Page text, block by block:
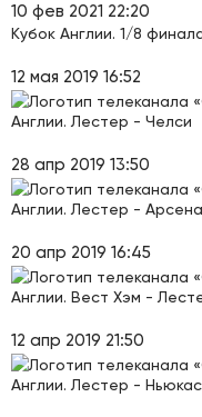
10 фев 2021 22:20
Кубок Англии. 1/8
12 мая 2019 16:52
Англии. Лестер - Челси
28 апр 2019 13:50
Англии. Лестер -
20 апр 2019 16:45
Англии. Вест Хэм -
12 апр 2019 21:50
Англии. Лестер -